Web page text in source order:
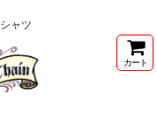
ャツ
カート